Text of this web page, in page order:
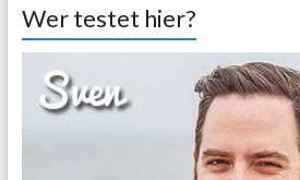
Wer testet hier?